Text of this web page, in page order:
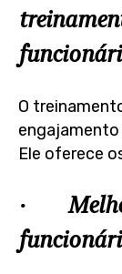
O
Ele oferece
·